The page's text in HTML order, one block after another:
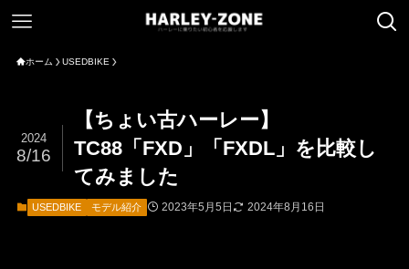
ホーム USEDBIKE
【ちょい古ハーレー】
TC88「FXD」「FXDL」を比較し
てみました
2024
8/16
USEDBIKE モデル紹介 2023年5月5日 2024年8月16日